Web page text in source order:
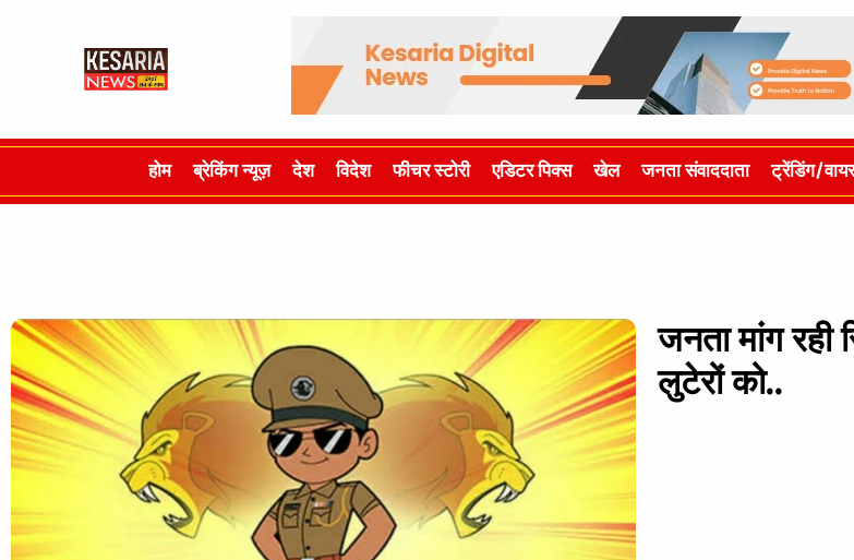
होम ब्रेकिंग न्यूज़ देश विदेश फीचर स्टोरी एडिटर पिक्स खेल जनता संवाददाता ट्रेंडिंग/
जनता मांग
लुटेरों को..